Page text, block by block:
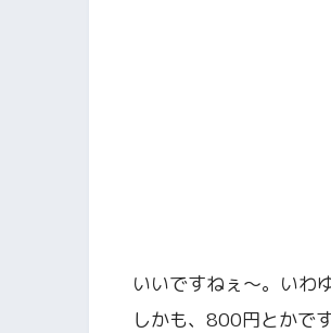
いいですねぇ〜。いわ
しかも、800円とかで